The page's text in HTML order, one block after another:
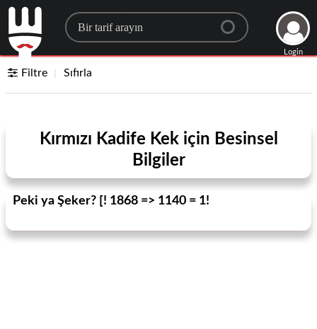
Search for a recipe
Login
Filtre Sıfırla
Kırmızı Kadife Kek için Besinsel
Bilgiler
Peki ya Şeker? [! 1868 => 1140 = 1!